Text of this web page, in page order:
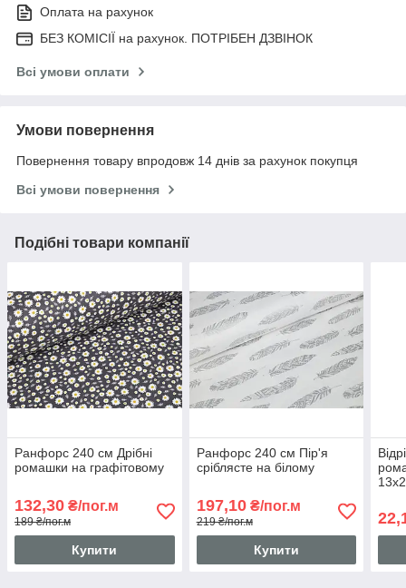
Оплата на рахунок
БЕЗ КОМІСІЇ на рахунок. ПОТРІБЕН ДЗВІНОК
Всі умови оплати
Умови повернення
Повернення товару впродовж 14 днів за рахунок покупця
Всі умови повернення
Подібні товари компанії
Ранфорс 240 см Дрібні
ромашки на графітовому
132,30 ₴/пог.м
189 ₴/пог.м
Купити
Ранфорс 240 см Пір'я
сріблясте на білому
197,10₴/пог.м
219 ₴/пог.м
Купити